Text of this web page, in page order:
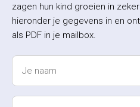
zagen hun kind groeien in
hieronder je gegevens in en
als PDF in je mailbox.